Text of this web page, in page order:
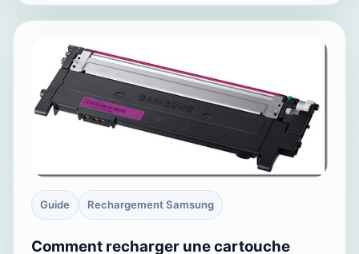
Guide Rechargement Samsung
Comment recharger une cartouche